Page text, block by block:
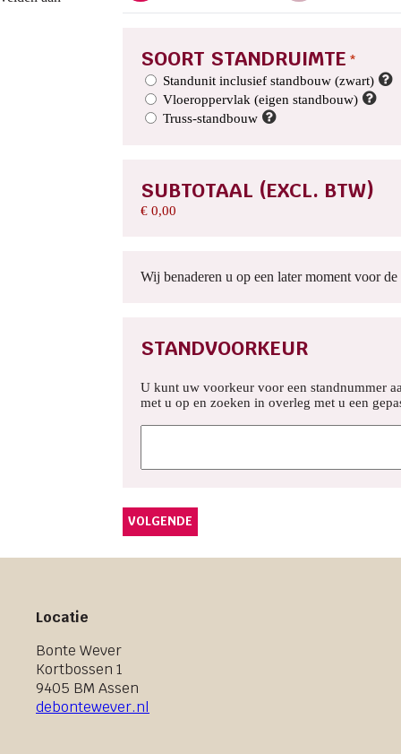
SOORT STANDRUIMTE *
Standunit inclusief standbouw (zwart)
Vloeroppervlak (eigen standbouw)
Truss-standbouw
SUBTOTAAL (EXCL. BTW)
€ 0,00
Wij benaderen u op een later moment voor
STANDVOORKEUR
U kunt uw voorkeur voor een standnummer
met u op en zoeken in overleg met u een
Locatie
Bonte Wever
Kortbossen 1
9405 BM Assen
debontewever.nl